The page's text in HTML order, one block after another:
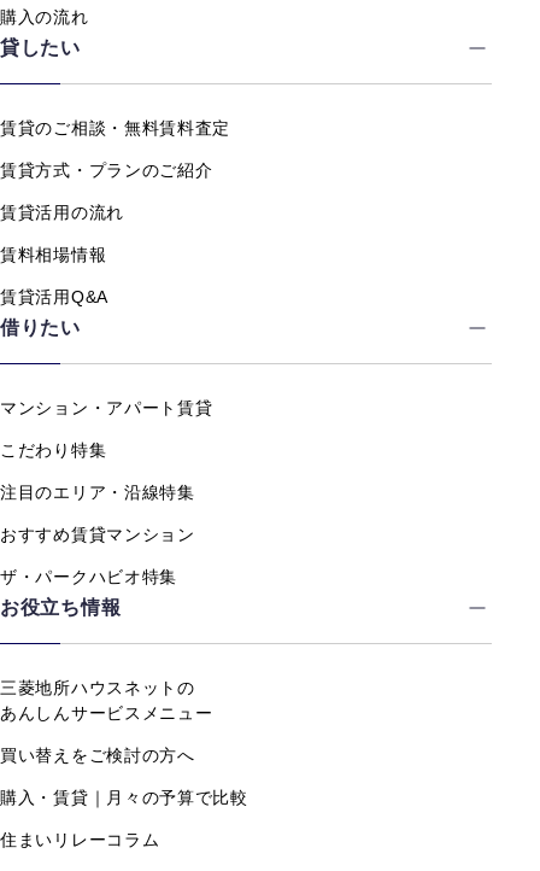
購入の流れ
貸したい
賃貸のご相談・無料賃料査定
賃貸方式・プランのご紹介
賃貸活用の流れ
賃料相場情報
賃貸活用Q&A
借りたい
マンション・アパート賃貸
こだわり特集
注目のエリア・沿線特集
おすすめ賃貸マンション
ザ・パークハビオ特集
お役立ち情報
三菱地所ハウスネットの
あんしんサービスメニュー
買い替えをご検討の方へ
購入・賃貸｜月々の予算で比較
住まいリレーコラム